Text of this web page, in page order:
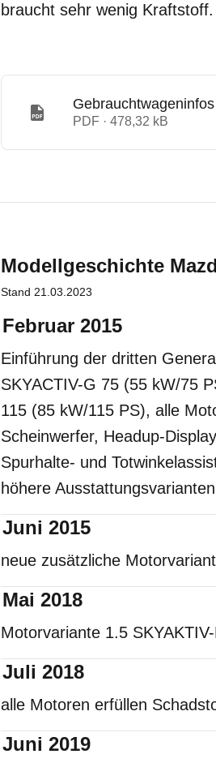
braucht sehr wenig Kraftstoff.
Gebrauchtwageninfos
PDF · 478,32 kB
Modellgeschichte
Stand 21.03.2023
Februar 2015
Einführung der dritten
SKYACTIV-G 75 (55 kW/75
115 (85 kW/115 PS), alle
Scheinwerfer, Headup-
Spurhalte- und
höhere
Juni 2015
neue zusätzliche
Mai 2018
Motorvariante 1.5
Juli 2018
alle Motoren erfüllen
Juni 2019